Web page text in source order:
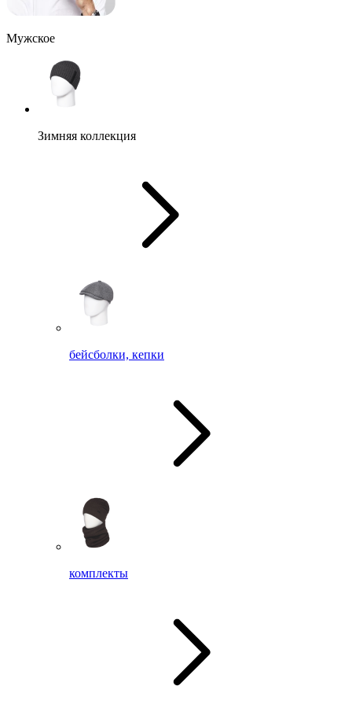
Мужское
Зимняя коллекция
бейсболки, кепки
комплекты